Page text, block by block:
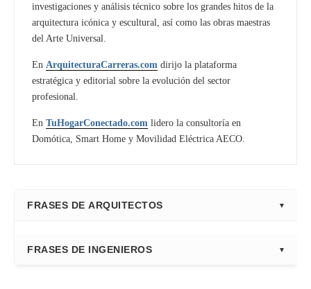
investigaciones y análisis técnico sobre los grandes hitos de la
arquitectura icónica y escultural, así como las obras maestras
del Arte Universal.
En ArquitecturaCarreras.com dirijo la plataforma
estratégica y editorial sobre la evolución del sector
profesional.
En TuHogarConectado.com lidero la consultoría en
Domótica, Smart Home y Movilidad Eléctrica AECO.
FRASES DE ARQUITECTOS
FRASES DE INGENIEROS